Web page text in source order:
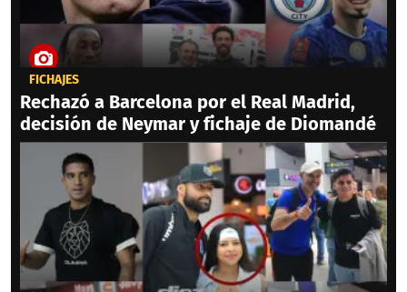
FICHAJES
Rechazó a Barcelona por el Real Madrid,
decisión de Neymar y fichaje de Diomandé